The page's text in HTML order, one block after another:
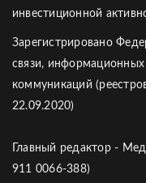
инвестиционной
Зарегистрировано
связи,
коммуникаций
22.09.2020)
Главный редактор -
911 0066-388)